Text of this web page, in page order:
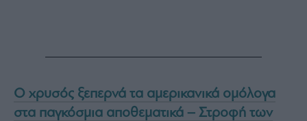
Ο χρυσός ξεπερνά τα αμερικανικά ομόλογα
στα παγκόσμια αποθεματικά – Στροφή των